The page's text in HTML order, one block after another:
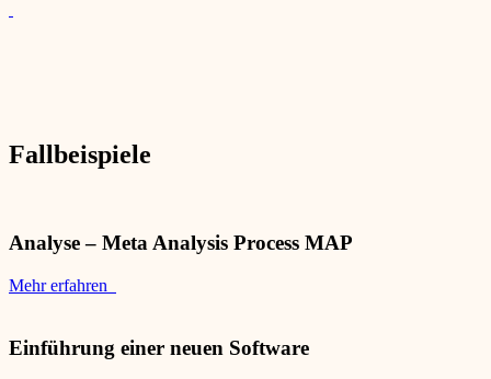
Fallbeispiele
Analyse – Meta Analysis Process MAP
Mehr erfahren
Einführung einer neuen Software